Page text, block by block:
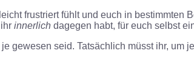
frustriert fühlt und euch in bestimmten
innerlich dagegen habt, für euch selbst
gewesen seid. Tatsächlich müsst ihr, um